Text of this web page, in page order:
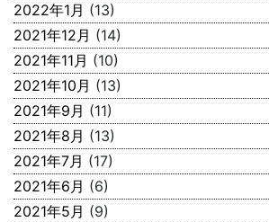
2022年1月 (13)
2021年12月 (14)
2021年11月 (10)
2021年10月 (13)
2021年9月 (11)
2021年8月 (13)
2021年7月 (17)
2021年6月 (6)
2021年5月 (9)